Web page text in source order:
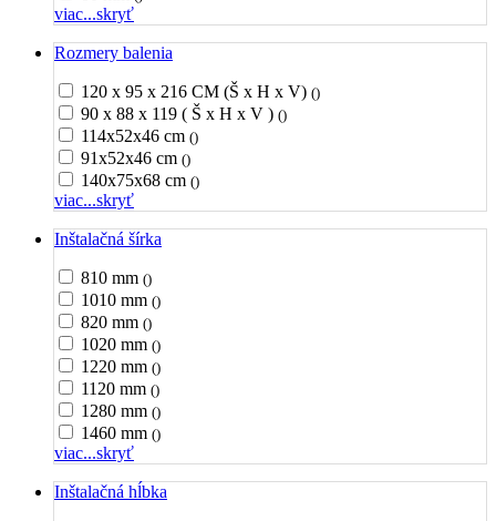
viac...skryť
Rozmery balenia
120 x 95 x 216 CM (Š x H x V) ()
90 x 88 x 119 ( Š x H x V ) ()
114x52x46 cm ()
91x52x46 cm ()
140x75x68 cm ()
viac...skryť
Inštalačná šírka
810 mm ()
1010 mm ()
820 mm ()
1020 mm ()
1220 mm ()
1120 mm ()
1280 mm ()
1460 mm ()
viac...skryť
Inštalačná hĺbka